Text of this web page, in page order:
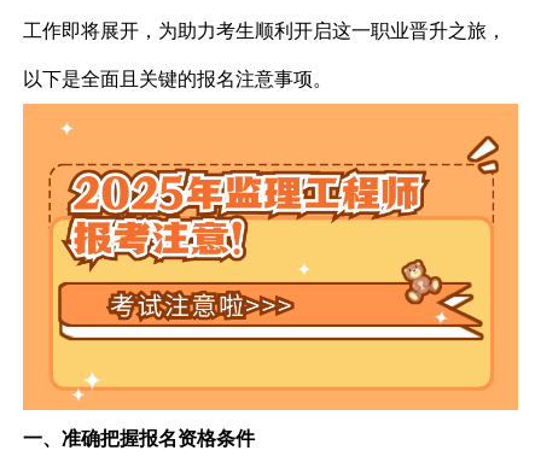
工作即将展开，为助力考生顺利开启这一职业晋升之旅，
以下是全面且关键的报名注意事项。
一、准确把握报名资格条件